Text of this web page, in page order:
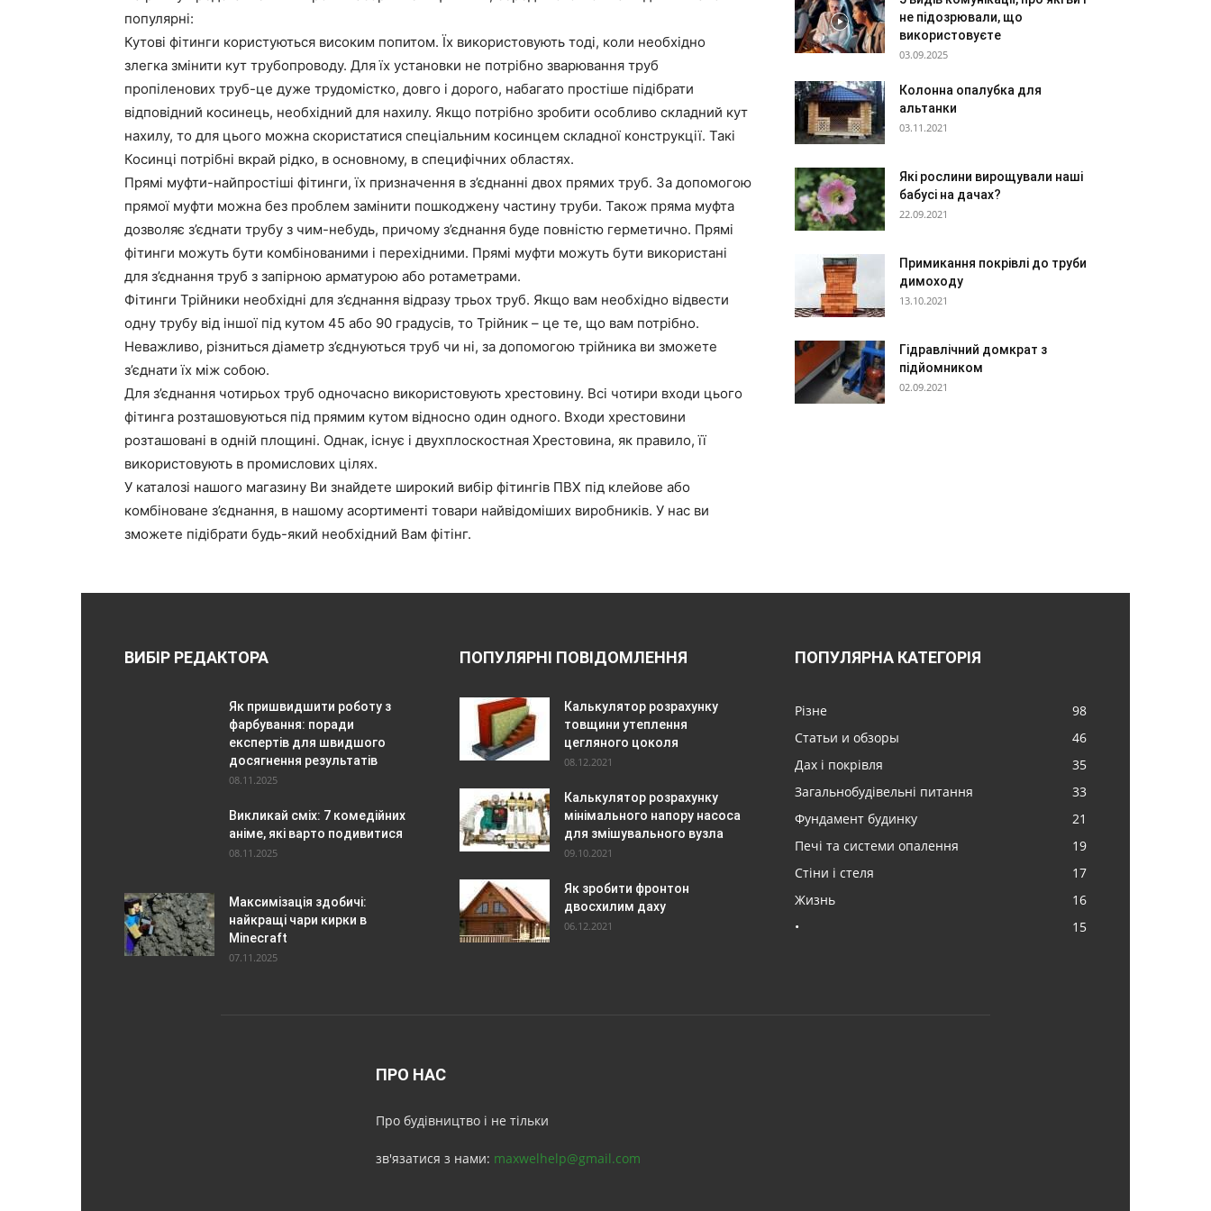
популярні:
Кутові фітинги користуються високим попитом. Їх використовують тоді, коли необхідно
злегка змінити кут трубопроводу. Для їх установки не потрібно зварювання труб
пропіленових труб-це дуже трудомістко, довго і дорого, набагато простіше підібрати
відповідний косинець, необхідний для нахилу. Якщо потрібно зробити особливо складний кут
нахилу, то для цього можна скористатися спеціальним косинцем складної конструкції. Такі
Косинці потрібні вкрай рідко, в основному, в специфічних областях.
Прямі муфти-найпростіші фітинги, їх призначення в з’єднанні двох прямих труб. За допомогою
прямої муфти можна без проблем замінити пошкоджену частину труби. Також пряма муфта
дозволяє з’єднати трубу з чим-небудь, причому з’єднання буде повністю герметично. Прямі
фітинги можуть бути комбінованими і перехідними. Прямі муфти можуть бути використані
для з’єднання труб з запірною арматурою або ротаметрами.
Фітинги Трійники необхідні для з’єднання відразу трьох труб. Якщо вам необхідно відвести
одну трубу від іншої під кутом 45 або 90 градусів, то Трійник – це те, що вам потрібно.
Неважливо, різниться діаметр з’єднуються труб чи ні, за допомогою трійника ви зможете
з’єднати їх між собою.
Для з’єднання чотирьох труб одночасно використовують хрестовину. Всі чотири входи цього
фітинга розташовуються під прямим кутом відносно один одного. Входи хрестовини
розташовані в одній площині. Однак, існує і двухплоскостная Хрестовина, як правило, її
використовують в промислових цілях.
У каталозі нашого магазину Ви знайдете широкий вибір фітингів ПВХ під клейове або
комбіноване з’єднання, в нашому асортименті товари найвідоміших виробників. У нас ви
зможете підібрати будь-який необхідний Вам фітінг.
не підозрювали, що
використовуєте
03.09.2025
Колонна опалубка для
альтанки
03.11.2021
Які рослини вирощували наші
бабусі на дачах?
22.09.2021
Примикання покрівлі до труби
димоходу
13.10.2021
Гідравлічний домкрат з
підйомником
02.09.2021
ВИБІР РЕДАКТОРА
Як пришвидшити роботу з
фарбування: поради
експертів для швидшого
досягнення результатів
08.11.2025
Викликай сміх: 7 комедійних
аніме, які варто подивитися
08.11.2025
Максимізація здобичі:
найкращі чари кирки в
Minecraft
07.11.2025
ПОПУЛЯРНІ ПОВІДОМЛЕННЯ
Калькулятор розрахунку
товщини утеплення
цегляного цоколя
08.12.2021
Калькулятор розрахунку
мінімального напору насоса
для змішувального вузла
09.10.2021
Як зробити фронтон
двосхилим даху
06.12.2021
ПОПУЛЯРНА КАТЕГОРІЯ
Різне
98
Статьи и обзоры
46
Дах і покрівля
35
Загальнобудівельні питання
33
Фундамент будинку
21
Печі та системи опалення
19
Стіни і стеля
17
Жизнь
16
•
15
ПРО НАС
Про будівництво і не тільки
зв'язатися з нами: maxwelhelp@gmail.com